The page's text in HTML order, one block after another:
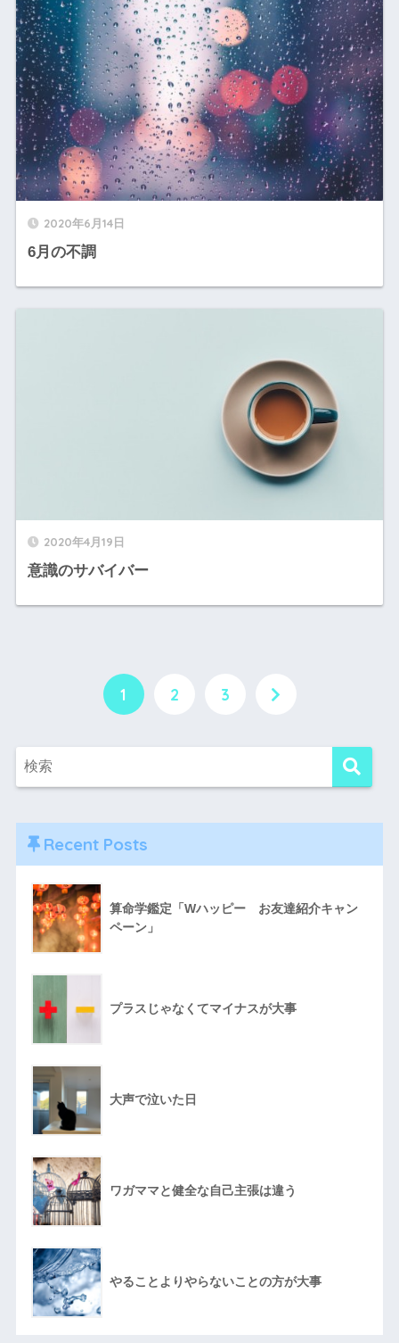
2020年6月14日
6月の不調
2020年4月19日
意識のサバイバー
1 2 3
Recent Posts
算命学鑑定「Wハッピー お友達紹介キャン
ペーン」
プラスじゃなくてマイナスが大事
大声で泣いた日
ワガママと健全な自己主張は違う
やることよりやらないことの方が大事